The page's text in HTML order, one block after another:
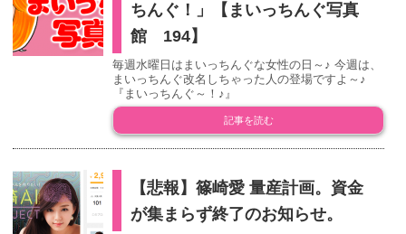
ちんぐ！」【まいっちんぐ写真
館 194】
毎週水曜日はまいっちんぐな女性の日～♪ 今週は、
まいっちんぐ改名しちゃった人の登場ですよ～♪
『まいっちんぐ～！♪』
記事を読む
【悲報】篠崎愛 量産計画。資金
が集まらず終了のお知らせ。